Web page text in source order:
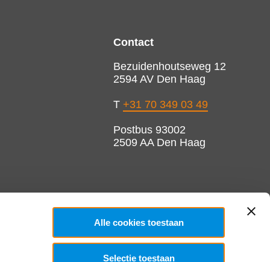
Alle cookies toestaan
Selectie toestaan
Contact
Bezuidenhoutseweg 12
2594 AV Den Haag
T +31 70 349 03 49
Postbus 93002
2509 AA Den Haag